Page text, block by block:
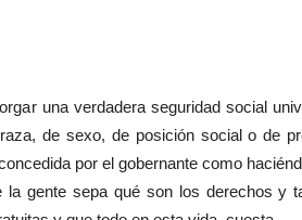
una verdadera seguridad social
de sexo, de posición social o de
por el gobernante como
la gente sepa qué son los derechos y